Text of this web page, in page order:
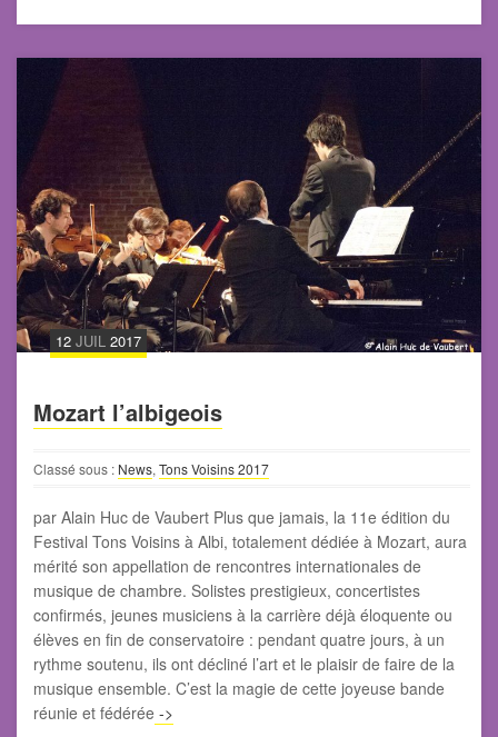
12 JUIL 2017
Mozart l’albigeois
Classé sous : News, Tons Voisins 2017
par Alain Huc de Vaubert Plus que jamais, la 11e édition du
Festival Tons Voisins à Albi, totalement dédiée à Mozart, aura
mérité son appellation de rencontres internationales de
musique de chambre. Solistes prestigieux, concertistes
confirmés, jeunes musiciens à la carrière déjà éloquente ou
élèves en fin de conservatoire : pendant quatre jours, à un
rythme soutenu, ils ont décliné l’art et le plaisir de faire de la
musique ensemble. C’est la magie de cette joyeuse bande
réunie et fédérée ->